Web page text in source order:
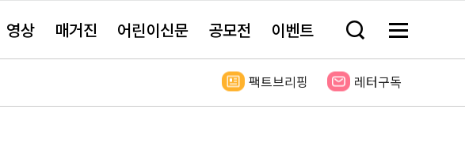
영상 매거진 어린이신문 공모전 이벤트 검
창
기
메
전
보
팩트브리핑 레터구독